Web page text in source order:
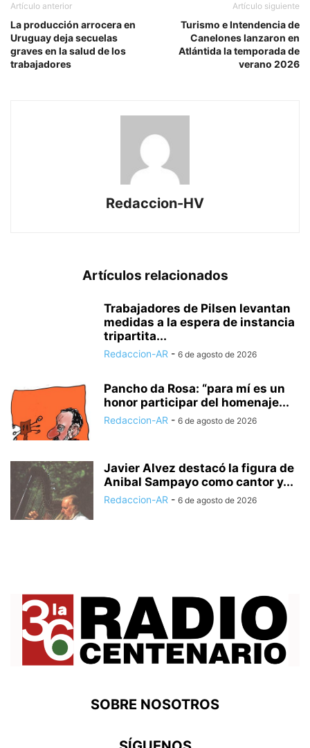
Artículo anterior
La producción arrocera en
Uruguay deja secuelas
graves en la salud de los
trabajadores
Artículo siguiente
Turismo e Intendencia de
Canelones lanzaron en
Atlántida la temporada de
verano 2026
Redaccion-HV
Artículos relacionados
Trabajadores de Pilsen levantan
medidas a la espera de instancia
tripartita...
Redaccion-AR - 6 de agosto de 2026
Pancho da Rosa: “para mí es un
honor participar del homenaje...
Redaccion-AR - 6 de agosto de 2026
Javier Alvez destacó la figura de
Anibal Sampayo como cantor y...
Redaccion-AR - 6 de agosto de 2026
SOBRE NOSOTROS